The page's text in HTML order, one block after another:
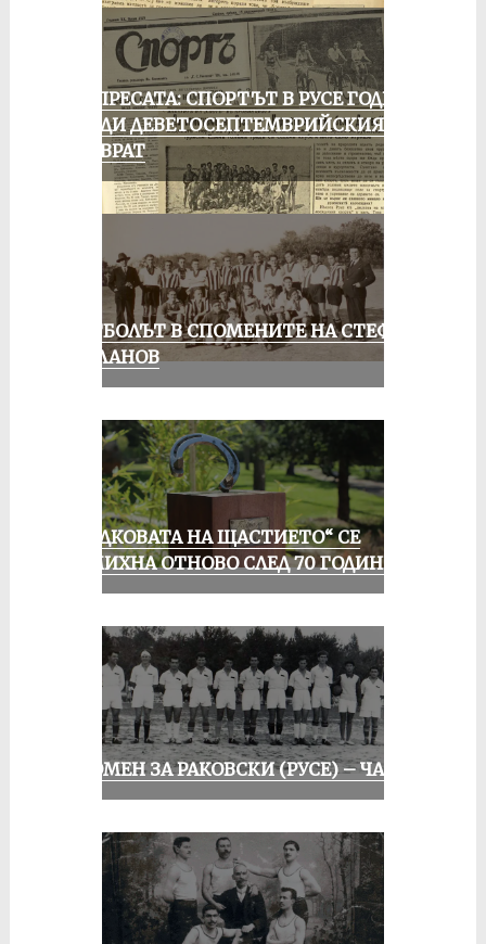
ОТ ПРЕСАТА: СПОРТЪТ В РУСЕ ГОДИНА
ПРЕДИ ДЕВЕТОСЕПТЕМВРИЙСКИЯ
ПРЕВРАТ
ФУТБОЛЪТ В СПОМЕНИТЕ НА СТЕФАН
МИЛАНОВ
„ПОДКОВАТА НА ЩАСТИЕТО“ СЕ
УСМИХНА ОТНОВО СЛЕД 70 ГОДИНИ
СПОМЕН ЗА РАКОВСКИ (РУСЕ) – ЧАСТ I